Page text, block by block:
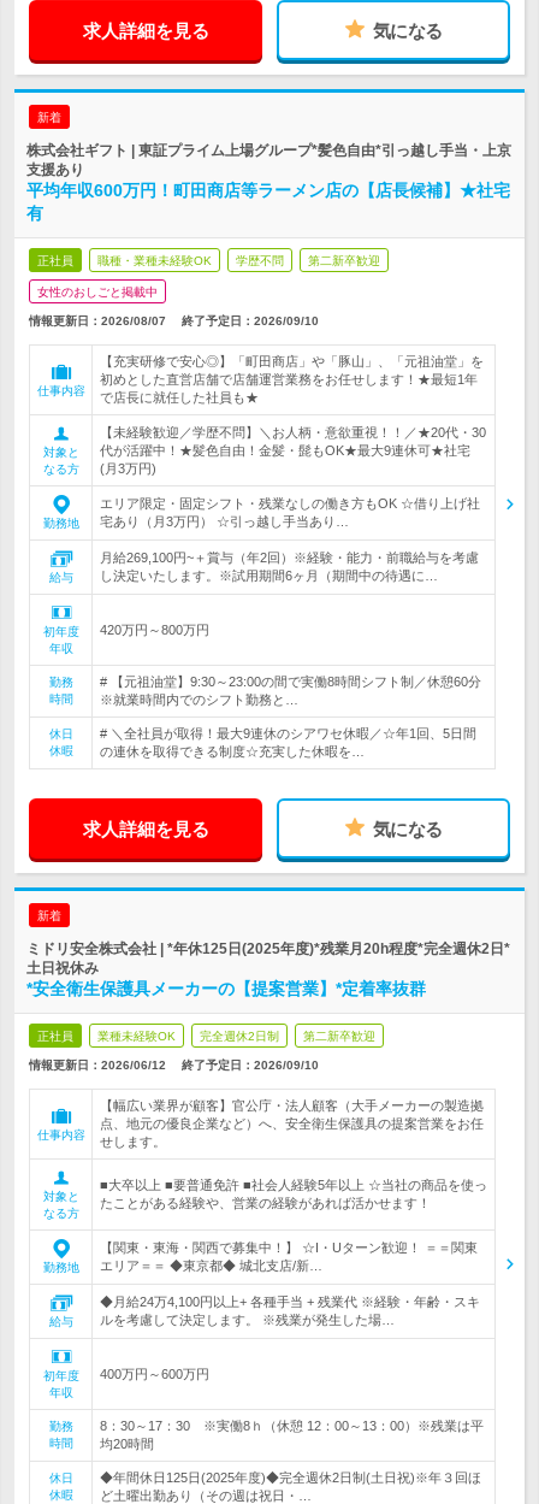
求人詳細を見る 気になる
新着
株式会社ギフト | 東証プライム上場グループ*髪色自由*引っ越し手当・上京
支援あり
平均年収600万円！町田商店等ラーメン店の【店長候補】★社宅
有
正社員 職種・業種未経験OK 学歴不問 第二新卒歓迎
女性のおしごと掲載中
情報更新日：2026/08/07 終了予定日： 2026/09/10
仕事内容
【充実研修で安心◎】「町田商店」や「豚山」、「元祖油堂」を
初めとした直営店舗で店舗運営業務をお任せします！★最短1年
で店長に就任した社員も★
対象と
なる方
【未経験歓迎／学歴不問】＼お人柄・意欲重視！！／★20代・30
代が活躍中！★髪色自由！金髪・髭もOK★最大9連休可★社宅
(月3万円)
勤務地
エリア限定・固定シフト・残業なしの働き方もOK ☆借り上げ社
宅あり（月3万円） ☆引っ越し手当あり…
給与
月給269,100円~＋賞与（年2回）※経験・能力・前職給与を考慮
し決定いたします。※試用期間6ヶ月（期間中の待遇に…
初年度
年収
420万円～800万円
勤務
時間
# 【元祖油堂】9:30～23:00の間で実働8時間シフト制／休憩60分
※就業時間内でのシフト勤務と…
休日
休暇
# ＼全社員が取得！最大9連休のシアワセ休暇／☆年1回、5日間
の連休を取得できる制度☆充実した休暇を…
求人詳細を見る 気になる
新着
ミドリ安全株式会社 | *年休125日(2025年度)*残業月20h程度*完全週休2日*
土日祝休み
*安全衛生保護具メーカーの【提案営業】*定着率抜群
正社員 業種未経験OK 完全週休2日制 第二新卒歓迎
情報更新日：2026/06/12 終了予定日： 2026/09/10
仕事内容
【幅広い業界が顧客】官公庁・法人顧客（大手メーカーの製造拠
点、地元の優良企業など）へ、安全衛生保護具の提案営業をお任
せします。
対象と
なる方
■大卒以上 ■要普通免許 ■社会人経験5年以上 ☆当社の商品を使っ
たことがある経験や、営業の経験があれば活かせます！
勤務地
【関東・東海・関西で募集中！】 ☆I・Uターン歓迎！ ＝＝関東
エリア＝＝ ◆東京都◆ 城北支店/新…
給与
◆月給24万4,100円以上+ 各種手当 + 残業代 ※経験・年齢・スキ
ルを考慮して決定します。 ※残業が発生した場…
初年度
年収
400万円～600万円
勤務
時間
8：30～17：30 ※実働8ｈ（休憩 12：00～13：00）※残業は平
均20時間
休日
休暇
◆年間休日125日(2025年度)◆完全週休2日制(土日祝)※年３回ほ
ど土曜出勤あり（その週は祝日・…